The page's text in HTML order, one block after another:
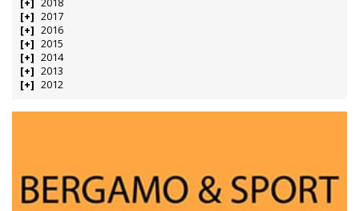
2017
2016
2015
2014
2013
2012